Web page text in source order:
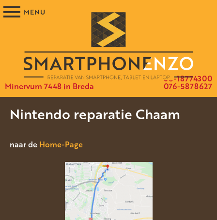
Minervum 7448 in Breda 076-5878627
06-18774300
Nintendo reparatie Chaam
naar de Home-Page